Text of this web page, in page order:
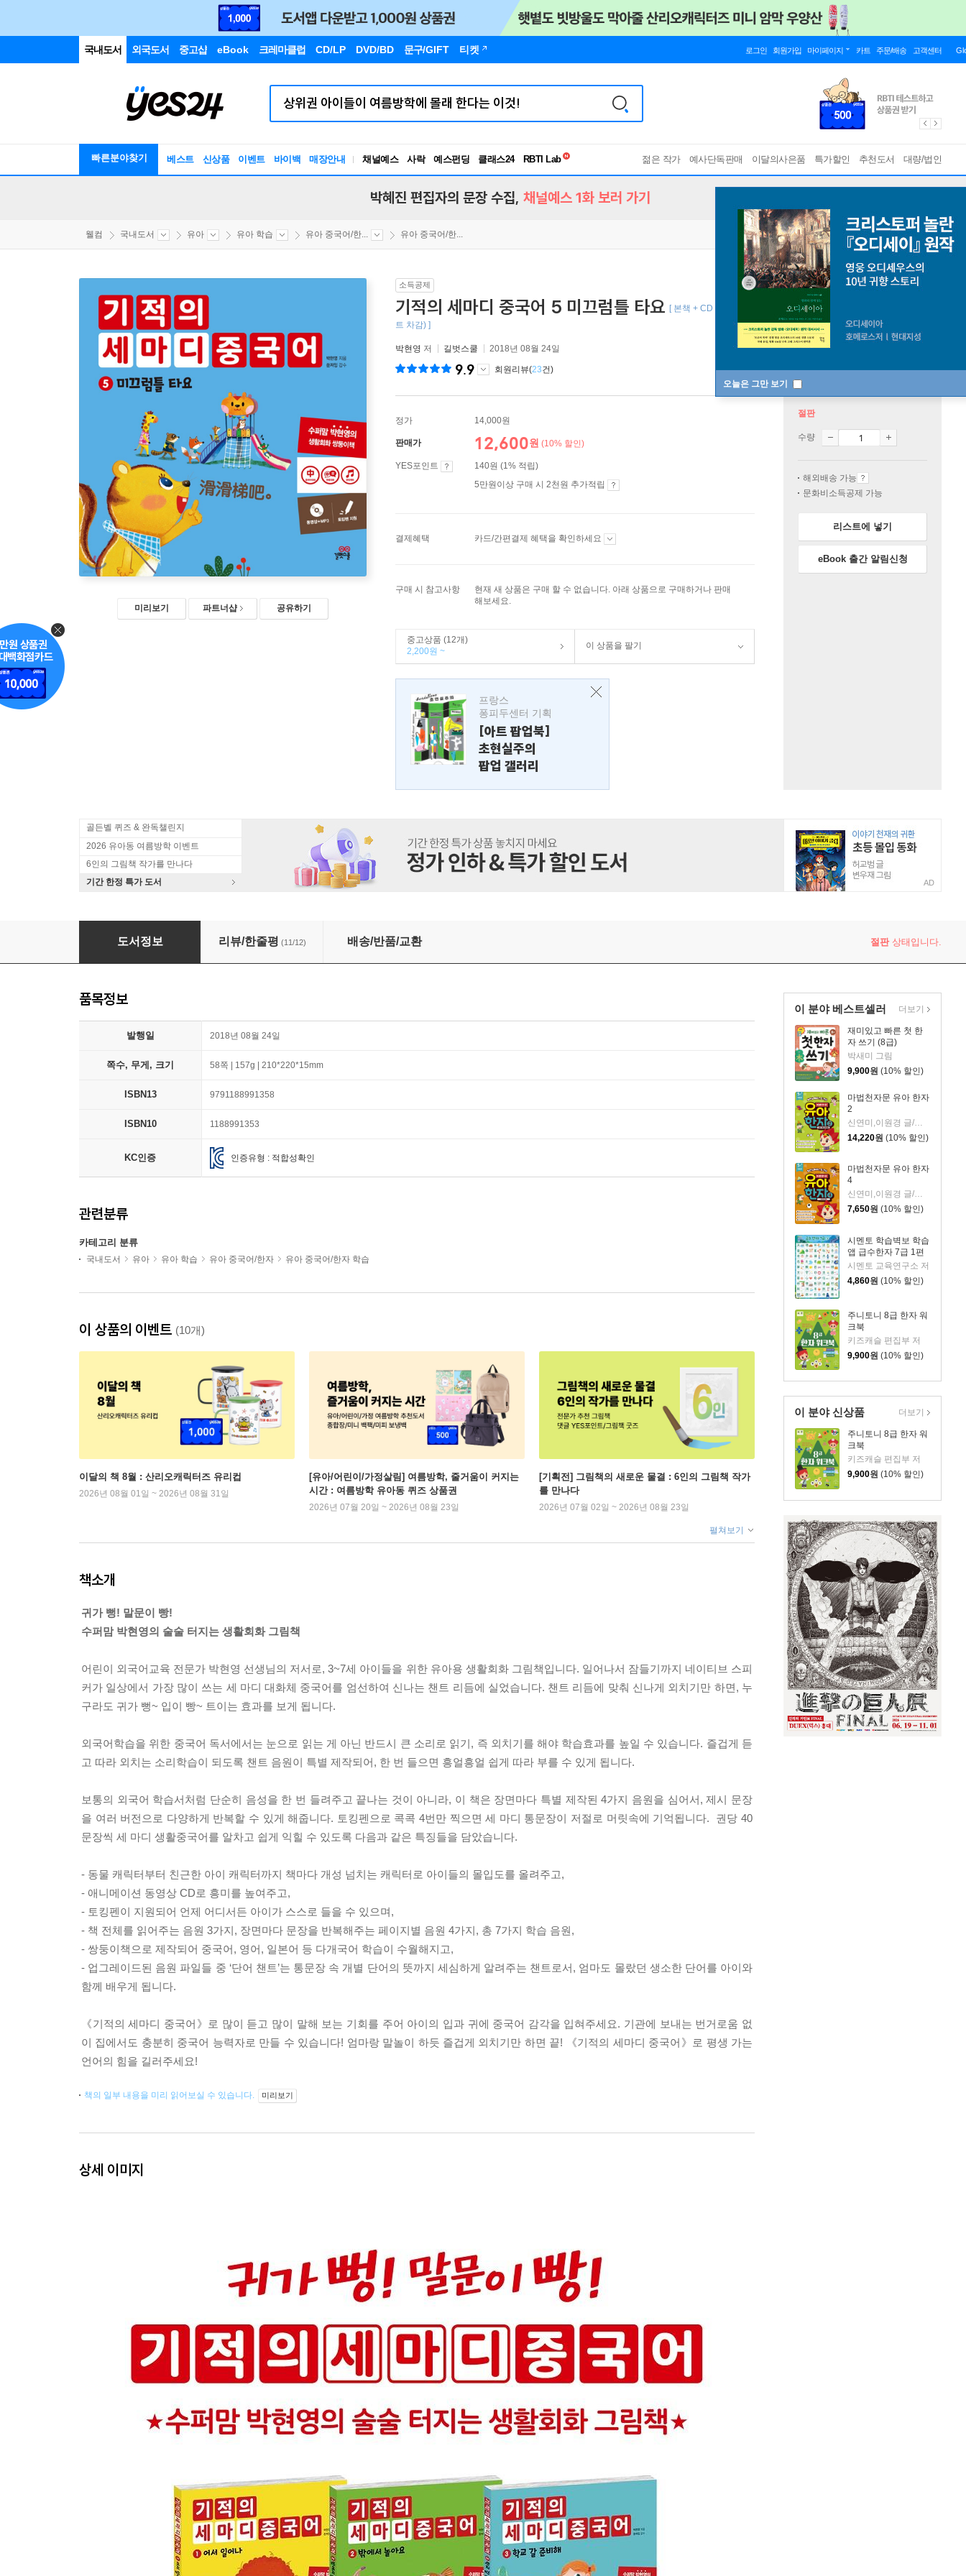
국내도서 외국도서 중고샵 eBook 크레마클럽 CD/LP DVD/BD 문구/GIFT 티켓 로그인 회원가입 마이페이지 카트 주문/배송 고객센터
빠른분야찾기 베스트 신상품 이벤트 바이백 매장안내 채널예스 사락 예스펀딩 클래스24
RBTI Lab
독서유형검사
젊은 작가 예사단독판매 이달의사은품 특가할인 추천도서 대량/법인
오늘은 그만 보기
박혜진 편집자의 문장 수집, 채널예스 1화 보러 가기
웰컴 국내도서 유아 유아 학습 유아 중국어/한... 유아 중국어/한...
미리보기 파트너샵 공유하기
소득공제
기적의 세마디 중국어 5 미끄럼틀 타요 [ 본책 + CD 1장 (MP3 + 동영상), 토킹펜 지원, 구매시 에코마이크 (포인
트 차감) ]
박현영 저 길벗스쿨 2018년 08월 24일
9.9 회원리뷰(23건)
정가 14,000원
판매가 12,600원 (10% 할인)
YES포인트
140원 (1% 적립)
5만원이상 구매 시 2천원 추가적립
결제혜택 카드/간편결제 혜택을 확인하세요
구매 시 참고사항
현재 새 상품은 구매 할 수 없습니다. 아래 상품으로 구매하거나 판매
해보세요.
중고상품 (12개)
2,200원 ~
이 상품을 팔기
프랑스
퐁피두센터 기획
[아트 팝업북]
초현실주의
팝업 갤러리
절판
수량
해외배송 가능
문화비소득공제 가능
리스트에 넣기
eBook 출간 알림신청
골든벨 퀴즈 & 완독챌린지
2026 유아동 여름방학 이벤트
6인의 그림책 작가를 만나다
기간 한정 특가 도서
AD
기적의 세마디 중국어 5 미끄럼틀 타요
도서정보 리뷰/한줄평 (11/12) 배송/반품/교환 절판상태입니다.
이 분야 베스트셀러
재미있고 빠른 첫 한
자 쓰기 (8급)
박새미 그림
9,900원 (10% 할인)
마법천자문 유아 한자
2
신연미,이원경 글/조준철 그림
14,220원 (10% 할인)
마법천자문 유아 한자
4
신연미,이원경 글/조준철 그림
7,650원 (10% 할인)
시멘토 학습벽보 학습
앱 급수한자 7급 1편
시멘토 교육연구소 저
4,860원 (10% 할인)
주니토니 8급 한자 워
크북
키즈캐슬 편집부 저
9,900원 (10% 할인)
더보기
이 분야 신상품
주니토니 8급 한자 워
크북
키즈캐슬 편집부 저
9,900원 (10% 할인)
더보기
품목정보
발행일 2018년 08월 24일
쪽수, 무게, 크기 58쪽 | 157g | 210*220*15mm
ISBN13 9791188991358
ISBN10 1188991353
KC인증 인증유형 : 적합성확인
관련분류
카테고리 분류
국내도서 유아 유아 학습 유아 중국어/한자 유아 중국어/한자 학습
이 상품의 이벤트 (10개)
이달의 책 8월 : 산리오캐릭터즈 유리컵
2026년 08월 01일 ~ 2026년 08월 31일
[유아/어린이/가정살림] 여름방학, 줄거움이 커지는
시간 : 여름방학 유아동 퀴즈 상품권
2026년 07월 20일 ~ 2026년 08월 23일
[기획전] 그림책의 새로운 물결 : 6인의 그림책 작가
를 만나다
2026년 07월 02일 ~ 2026년 08월 23일
펼쳐보기
책소개
귀가 뻥! 말문이 빵!
수퍼맘 박현영의 술술 터지는 생활회화 그림책
어린이 외국어교육 전문가 박현영 선생님의 저서로, 3~7세 아이들을 위한 유아용 생활회화 그림책입니다. 일어나서 잠들기까지 네이티브 스피
커가 일상에서 가장 많이 쓰는 세 마디 대화체 중국어를 엄선하여 신나는 챈트 리듬에 실었습니다. 챈트 리듬에 맞춰 신나게 외치기만 하면, 누
구라도 귀가 뻥~ 입이 빵~ 트이는 효과를 보게 됩니다.
외국어학습을 위한 중국어 독서에서는 눈으로 읽는 게 아닌 반드시 큰 소리로 읽기, 즉 외치기를 해야 학습효과를 높일 수 있습니다. 즐겁게 듣
고 따라 외치는 소리학습이 되도록 챈트 음원이 특별 제작되어, 한 번 들으면 흥얼흥얼 쉽게 따라 부를 수 있게 됩니다.
보통의 외국어 학습서처럼 단순히 음성을 한 번 들려주고 끝나는 것이 아니라, 이 책은 장면마다 특별 제작된 4가지 음원을 심어서, 제시 문장
을 여러 버전으로 다양하게 반복할 수 있게 해줍니다. 토킹펜으로 콕콕 4번만 찍으면 세 마디 통문장이 저절로 머릿속에 기억됩니다. 권당 40
문장씩 세 마디 생활중국어를 알차고 쉽게 익힐 수 있도록 다음과 같은 특징들을 담았습니다.
- 동물 캐릭터부터 친근한 아이 캐릭터까지 책마다 개성 넘치는 캐릭터로 아이들의 몰입도를 올려주고,
- 애니메이션 동영상 CD로 흥미를 높여주고,
- 토킹펜이 지원되어 언제 어디서든 아이가 스스로 들을 수 있으며,
- 책 전체를 읽어주는 음원 3가지, 장면마다 문장을 반복해주는 페이지별 음원 4가지, 총 7가지 학습 음원,
- 쌍둥이책으로 제작되어 중국어, 영어, 일본어 등 다개국어 학습이 수월해지고,
- 업그레이드된 음원 파일들 중 ‘단어 챈트’는 통문장 속 개별 단어의 뜻까지 세심하게 알려주는 챈트로서, 엄마도 몰랐던 생소한 단어를 아이와
함께 배우게 됩니다.
《기적의 세마디 중국어》로 많이 듣고 많이 말해 보는 기회를 주어 아이의 입과 귀에 중국어 감각을 입혀주세요. 기관에 보내는 번거로움 없
이 집에서도 충분히 중국어 능력자로 만들 수 있습니다! 엄마랑 말놀이 하듯 즐겁게 외치기만 하면 끝! 《기적의 세마디 중국어》로 평생 가는
언어의 힘을 길러주세요!
책의 일부 내용을 미리 읽어보실 수 있습니다. 미리보기
상세 이미지